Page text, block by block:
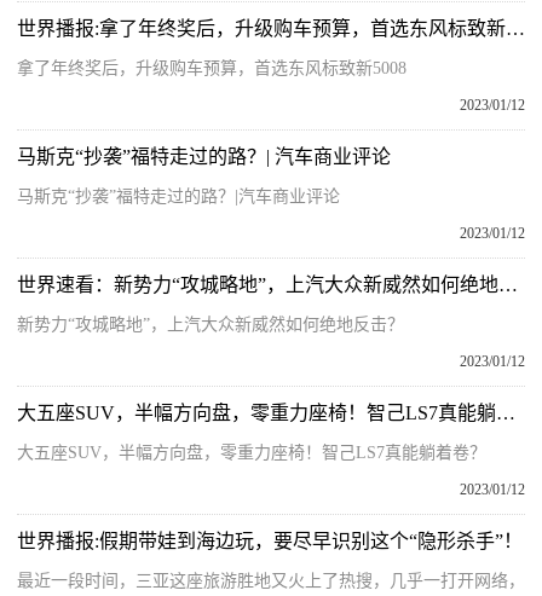
世界播报:拿了年终奖后，升级购车预算，首选东风标致新5008
拿了年终奖后，升级购车预算，首选东风标致新5008
2023/01/12
马斯克“抄袭”福特走过的路？| 汽车商业评论
马斯克“抄袭”福特走过的路？|汽车商业评论
2023/01/12
世界速看：新势力“攻城略地”，上汽大众新威然如何绝地反击？
新势力“攻城略地”，上汽大众新威然如何绝地反击？
2023/01/12
大五座SUV，半幅方向盘，零重力座椅！智己LS7真能躺着卷？
大五座SUV，半幅方向盘，零重力座椅！智己LS7真能躺着卷？
2023/01/12
世界播报:假期带娃到海边玩，要尽早识别这个“隐形杀手”！
最近一段时间，三亚这座旅游胜地又火上了热搜，几乎一打开网络，